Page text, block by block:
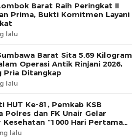
Barat Raih Peringkat II
Prima, Bukti Komitmen Layani
lalu
Barat Sita 5.69 Kilogram
Operasi Antik Rinjani 2026,
Pria Ditangkap
lalu
HUT Ke-81, Pemkab KSB
Polres dan FK Unair Gelar
Kesehatan “1000 Hari Pertama
lalu